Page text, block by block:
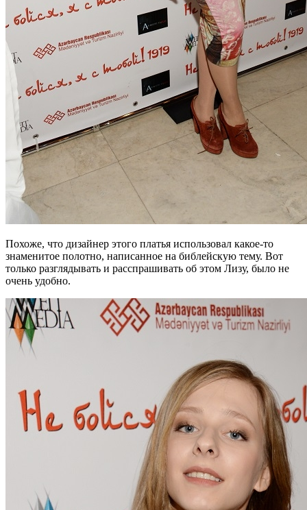
Похоже, что дизайнер этого платья использовал какое-то
знаменитое полотно, написанное на библейскую тему. Вот
только разглядывать и расспрашивать об этом Лизу, было не
очень удобно.